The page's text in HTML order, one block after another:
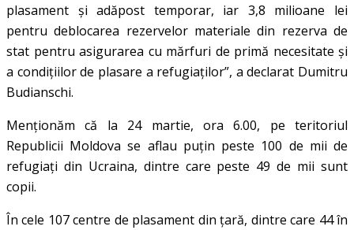
plasament și adăpost temporar, iar 3,8 milioane lei
pentru deblocarea rezervelor materiale din rezerva de
stat pentru asigurarea cu mărfuri de primă necesitate și
a condițiilor de plasare a refugiaților”, a declarat Dumitru
Budianschi.
Menționăm că la 24 martie, ora 6.00, pe teritoriul
Republicii Moldova se aflau puțin peste 100 de mii de
refugiați din Ucraina, dintre care peste 49 de mii sunt
copii.
În cele 107 centre de plasament din țară, dintre care 44 în